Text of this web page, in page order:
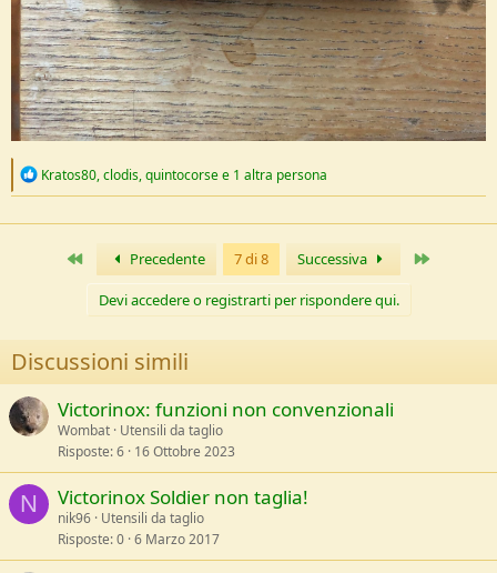
R
c
Kratos80,clodis,quintocorsee 1 altra persona
Primo Precedente 7 di 8 Successiva
Devi accedere o registrarti per rispondere qui.
Discussioni simili
Victorinox: funzioni non convenzionali
Wombat Utensili da taglio
Risposte 6 16 Ottobre 2023
N Victorinox Soldier non taglia!
nik96 Utensili da taglio
Risposte 0 6 Marzo 2017